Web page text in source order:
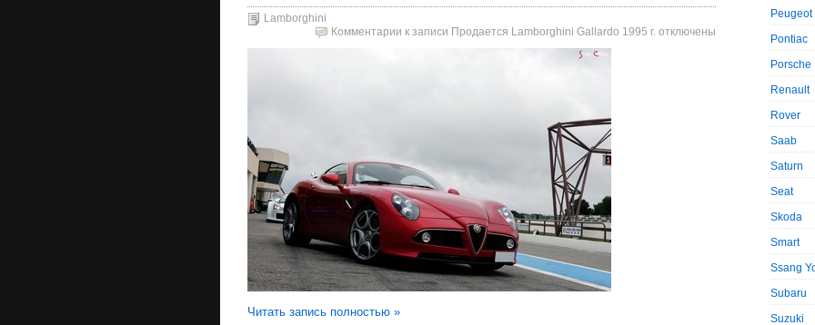
Lamborghini
Комментарии к записи Продается Lamborghini Gallardo 1995 г. отключены
Читать запись полностью »
Peugeot
Pontiac
Porsche
Renault
Rover
Saab
Saturn
Seat
Skoda
Smart
Ssang
Subaru
Suzuki